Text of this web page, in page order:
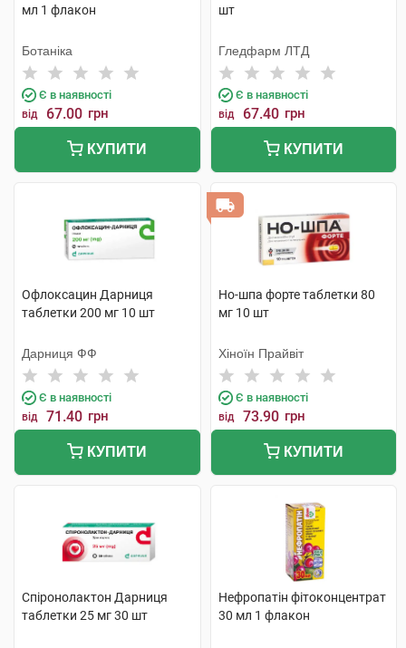
мл 1 флакон
Ботаніка
Є в наявності
від 67.00 грн
КУПИТИ
шт
Гледфарм ЛТД
Є в наявності
від 67.40 грн
КУПИТИ
Офлоксацин Дарниця
таблетки 200 мг 10 шт
Дарниця ФФ
Є в наявності
від 71.40 грн
КУПИТИ
Но-шпа форте таблетки 80
мг 10 шт
Хіноїн Прайвіт
Є в наявності
від 73.90 грн
КУПИТИ
Спіронолактон Дарниця
таблетки 25 мг 30 шт
Нефропатін фітоконцентрат
30 мл 1 флакон